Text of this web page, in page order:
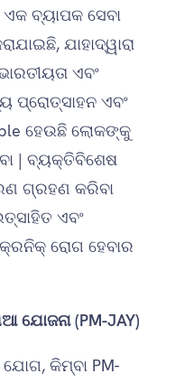
ବ୍ୟାପକ ସେବା
ଯାହାଦ୍ୱାରା
ଏବଂ
ପ୍ରୋତ୍ସାହନ ଏବଂ
ହେଉଛି ଲୋକଙ୍କୁ
| ବ୍ୟକ୍ତିବିଶେଷ
ଗ୍ରହଣ କରିବା
ଏବଂ
ରୋଗ ହେବାର
(PM-JAY)
କିମ୍ବା PM-